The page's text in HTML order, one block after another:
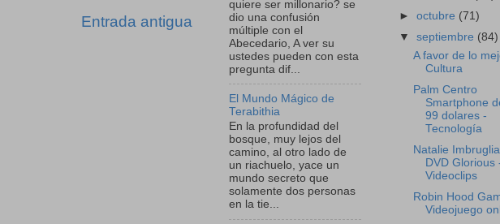
Entrada antigua
quiere ser millonario? se
dio una confusión
múltiple con el
Abecedario, A ver su
ustedes pueden con esta
pregunta dif...
El Mundo Mágico de
Terabithia
En la profundidad del
bosque, muy lejos del
camino, al otro lado de
un riachuelo, yace un
mundo secreto que
solamente dos personas
en la tie...
►octubre (71)
▼septiembre (84)
A favor de lo
Cultura
Palm Centro
Smartphone
99 dolares -
Tecnología
Natalie Imbruglia
DVD Glorious
Videoclips
Robin Hood
Videojuego